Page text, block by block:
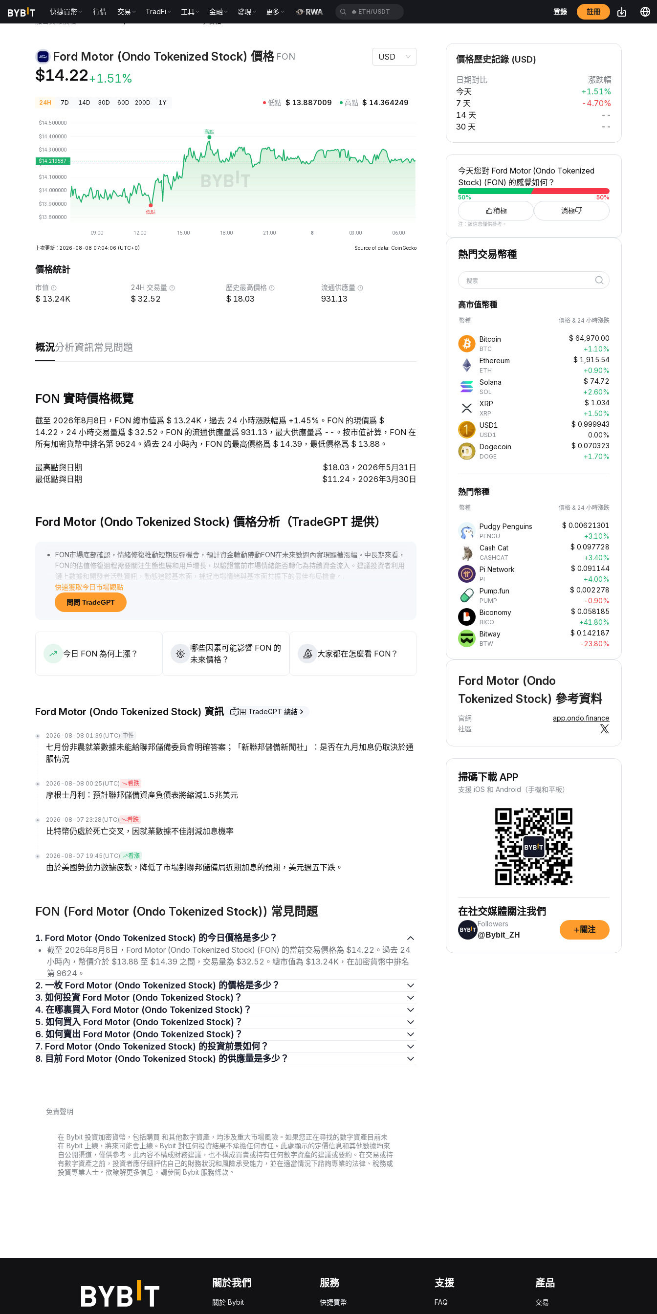
快捷買幣 行情 交易 TradFi 工具 金融 發現 更多 🔥 ETH/USDT 登錄 註冊
Ford Motor (Ondo Tokenized Stock) 價格 FON
$14.22+1.51%
USD
24H 7D 14D 30D 60D 200D 1Y 低點 $ 13.887009 高點 $ 14.364249
上次更新：2026-08-08 07:04:06 (UTC+0) Source of data: CoinGecko
價格統計
市值
13.24K
24H 交易量
32.52
歷史最高價格
18.03
流通供應量
931.13
概況分析資訊常見問題
FON 實時價格概覽
截至 2026年8月8日，FON 總市值爲 $ 13.24K，過去 24 小時漲跌幅爲 +1.45%。FON 的現價爲 $
14.22，24 小時交易量爲 $ 32.52。FON 的流通供應量爲 931.13，最大供應量爲 --。按市值計算，FON 在
所有加密貨幣中排名第 9624。過去 24 小時內，FON 的最高價格爲 $ 14.39，最低價格爲 $ 13.88。
最高點與日期
$18.03，2026年5月31日
最低點與日期
$11.24，2026年3月30日
Ford Motor (Ondo Tokenized Stock) 價格分析（TradeGPT 提供）
FON市場底部確認，情緒修復推動短期反彈機會，預計資金輪動帶動FON在未來數週內實現顯著漲幅。中長期來看，
FON的估值修復過程需要關注生態進展和用戶增長，以驗證當前市場情緒能否轉化為持續資金流入。建議投資者利用
鏈上數據和開發者活動資訊，動態追蹤基本面，捕捉市場情緒與基本面共振下的最佳布局機會。
快速獲取今日市場觀點
問問 TradeGPT
今日 FON 為何上漲？
哪些因素可能影響 FON 的
未來價格？
大家都在怎麼看 FON？
Ford Motor (Ondo Tokenized Stock) 資訊 用 TradeGPT 總結
2026-08-08 01:39 (UTC) 中性
七月份非農就業數據未能給聯邦儲備委員會明確答案；「新聯邦儲備新聞社」：是否在九月加息仍取決於通
脹情況
2026-08-08 00:25 (UTC) 看跌
摩根士丹利：預計聯邦儲備資產負債表將縮減1.5兆美元
2026-08-07 23:28 (UTC) 看跌
比特幣仍處於死亡交叉，因就業數據不佳削減加息機率
2026-08-07 19:45 (UTC) 看漲
由於美國勞動力數據疲軟，降低了市場對聯邦儲備局近期加息的預期，美元週五下跌。
FON (Ford Motor (Ondo Tokenized Stock)) 常見問題
1. Ford Motor (Ondo Tokenized Stock) 的今日價格是多少？
截至 2026年8月8日，Ford Motor (Ondo Tokenized Stock) (FON) 的當前交易價格為 $14.22。過去 24
小時內，幣價介於 $13.88 至 $14.39 之間，交易量為 $32.52。總市值為 $13.24K，在加密貨幣中排名
第 9624。
2. 一枚 Ford Motor (Ondo Tokenized Stock) 的價格是多少？
3. 如何投資 Ford Motor (Ondo Tokenized Stock)？
4. 在哪裏買入 Ford Motor (Ondo Tokenized Stock)？
5. 如何買入 Ford Motor (Ondo Tokenized Stock)？
6. 如何賣出 Ford Motor (Ondo Tokenized Stock)？
7. Ford Motor (Ondo Tokenized Stock) 的投資前景如何？
8. 目前 Ford Motor (Ondo Tokenized Stock) 的供應量是多少？
免責聲明
在 Bybit 投資加密貨幣，包括購買 和其他數字資產，均涉及重大市場風險。如果您正在尋找的數字資產目前未
在 Bybit 上線，將來可能會上線。Bybit 對任何投資結果不承擔任何責任。此處顯示的定價信息和其他數據均來
自公開渠道，僅供參考。此內容不構成財務建議，也不構成買賣或持有任何數字資產的建議或要約。在交易或持
有數字資產之前，投資者應仔細評估自己的財務狀況和風險承受能力，並在適當情況下諮詢專業的法律、稅務或
投資專業人士。欲瞭解更多信息，請參閱 Bybit 服務條款。
價格歷史記錄 (USD)
日期對比
漲跌幅
今天
+1.51%
7 天
-4.70%
14 天
--
30 天
--
今天您對 Ford Motor (Ondo Tokenized
Stock) (FON) 的感覺如何？
50% 50%
積極 消極
注：該信息僅供參考。
熱門交易幣種
搜索
高市值幣種
幣種 價格 & 24 小時漲跌
Bitcoin
BTC
$ 64,970.00
+1.10%
Ethereum
ETH
$ 1,915.54
+0.90%
Solana
SOL
$ 74.72
+2.60%
XRP
XRP
$ 1.034
+1.50%
USD1
USD1
$ 0.999943
0.00%
Dogecoin
DOGE
$ 0.070323
+1.70%
熱門幣種
幣種 價格 & 24 小時漲跌
Pudgy Penguins
PENGU
$ 0.00621301
+3.10%
Cash Cat
CASHCAT
$ 0.097728
+3.40%
Pi Network
PI
$ 0.091144
+4.00%
Pump.fun
PUMP
$ 0.002278
-0.90%
Biconomy
BICO
$ 0.058185
+41.80%
Bitway
BTW
$ 0.142187
-23.80%
Ford Motor (Ondo
Tokenized Stock) 參考資料
官網
app.ondo.finance
社區
掃碼下載 APP
支援 iOS 和 Android（手機和平板）
在社交媒體關注我們
Followers
@Bybit_ZH
+ 關注
關於我們
關於 Bybit
服務
快捷買幣
支援
FAQ
產品
交易